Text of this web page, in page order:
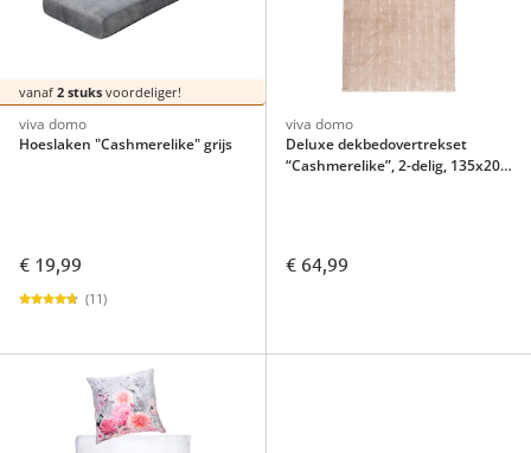
vanaf 2 stuks voordeliger!
viva domo
Hoeslaken "Cashmerelike" grijs
€ 19,99
(11)
viva domo
Deluxe dekbedovertrekset
“Cashmerelike”, 2-delig, 135x200
€ 64,99